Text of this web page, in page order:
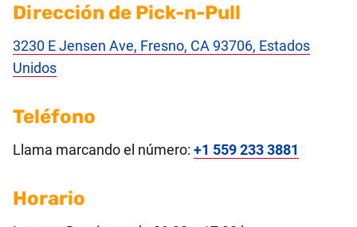
Dirección de Pick-n-Pull
3230 E Jensen Ave, Fresno, CA 93706, Estados
Unidos
Teléfono
Llama marcando el número: +1 559 233 3881
Horario